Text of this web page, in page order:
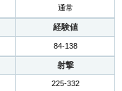
通常
経験値
84-138
射撃
225-332